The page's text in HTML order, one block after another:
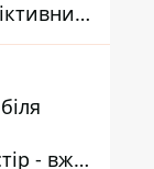
- вже